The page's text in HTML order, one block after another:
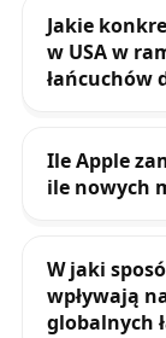
Jakie
w USA w
łańcuchów
Ile Apple
ile nowych
W jaki
wpływają
globalnych